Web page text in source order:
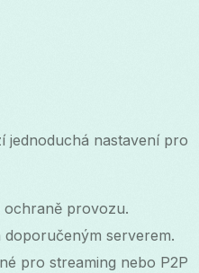
jednoduchá nastavení pro
ochraně provozu.
serverem.
pro streaming nebo P2P